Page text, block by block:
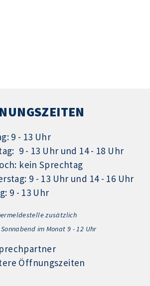
9 - 13 Uhr
9 - 13 Uhr und 14 - 18 Uhr
kein Sprechtag
9 - 13 Uhr und 14 - 16 Uhr
9 - 13 Uhr
zusätzlich
Sonnabend im Monat 9 - 12 Uhr
Öffnungszeiten